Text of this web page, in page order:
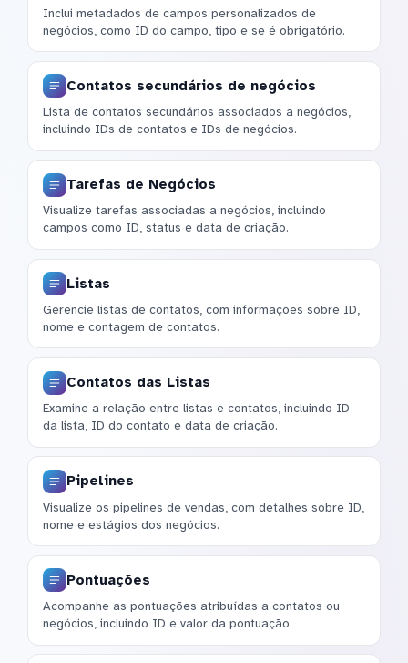
Inclui metadados de campos personalizados de
negócios, como ID do campo, tipo e se é obrigatório.
Contatos secundários de negócios
Lista de contatos secundários associados a negócios,
incluindo IDs de contatos e IDs de negócios.
Tarefas de Negócios
Visualize tarefas associadas a negócios, incluindo
campos como ID, status e data de criação.
Listas
Gerencie listas de contatos, com informações sobre ID,
nome e contagem de contatos.
Contatos das Listas
Examine a relação entre listas e contatos, incluindo ID
da lista, ID do contato e data de criação.
Pipelines
Visualize os pipelines de vendas, com detalhes sobre ID,
nome e estágios dos negócios.
Pontuações
Acompanhe as pontuações atribuídas a contatos ou
negócios, incluindo ID e valor da pontuação.